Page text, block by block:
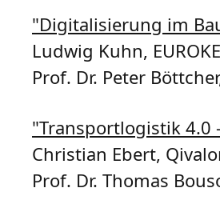
"Digitalisierung im
Ludwig Kuhn,
Prof. Dr. Peter
"Transportlogistik 4.0
Christian Ebert,
Prof. Dr. Thomas